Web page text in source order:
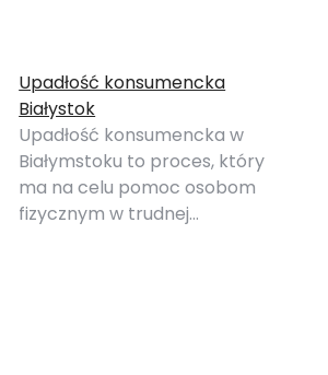
Upadłość konsumencka
Białystok
Upadłość konsumencka w
Białymstoku to proces, który
ma na celu pomoc osobom
fizycznym w trudnej…